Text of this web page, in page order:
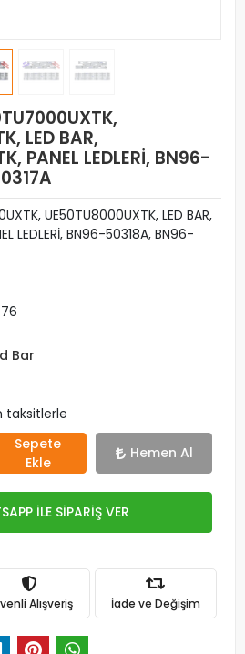
LED BAR,
PANEL LEDLERİ, BN96-
UE50TU8000UXTK, LED BAR,
LEDLERİ, BN96-50318A, BN96-
Bar
taksitlerle
Sepete
Ekle
Hemen Al
İLE SİPARİŞ VER
Alışveriş İade ve Değişim